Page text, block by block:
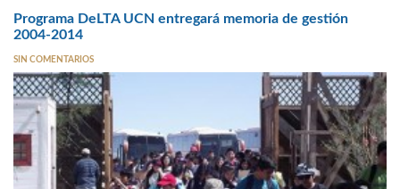
Programa DeLTA UCN entregará memoria de gestión
2004-2014
SIN COMENTARIOS